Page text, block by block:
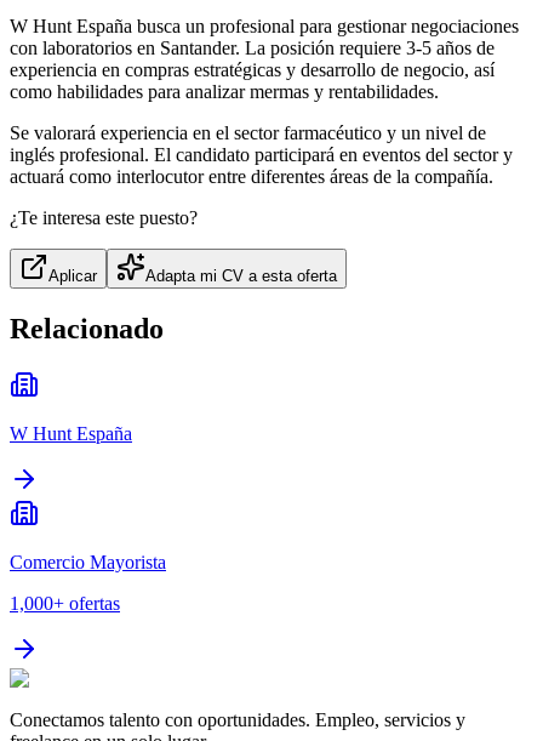
W Hunt España busca un profesional para gestionar negociaciones
con laboratorios en Santander. La posición requiere 3-5 años de
experiencia en compras estratégicas y desarrollo de negocio, así
como habilidades para analizar mermas y rentabilidades.
Se valorará experiencia en el sector farmacéutico y un nivel de
inglés profesional. El candidato participará en eventos del sector y
actuará como interlocutor entre diferentes áreas de la compañía.
¿Te interesa este puesto?
Aplicar Adapta mi CV a esta oferta
Relacionado
W Hunt España
Comercio Mayorista
1,000+ ofertas
Conectamos talento con oportunidades. Empleo, servicios y